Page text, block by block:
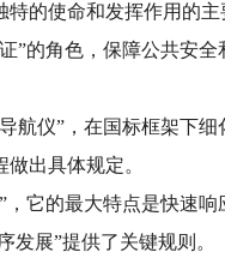
的使命和发挥作用的主
角色，保障公共安全
仪”，在国标框架下细
出具体规定。
的最大特点是快速响
发展”提供了关键规则。